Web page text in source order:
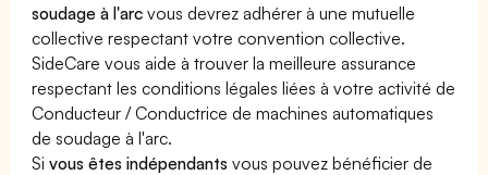
soudage à l'arc vous devrez adhérer à une mutuelle
collective respectant votre convention collective.
SideCare vous aide à trouver la meilleure assurance
respectant les conditions légales liées à votre activité de
Conducteur / Conductrice de machines automatiques
de soudage à l'arc.
Sivous êtes indépendants vous pouvez bénéficier de